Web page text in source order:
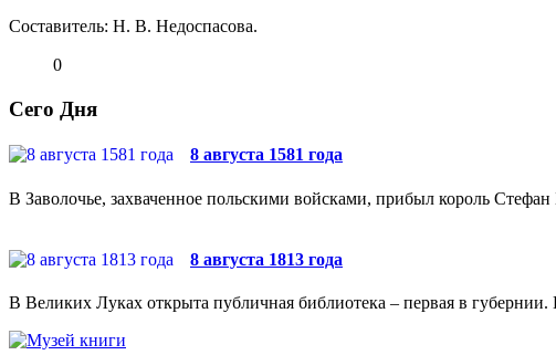
Составитель: Н. В. Недоспасова.
0
Сего Дня
8 августа 1581 года
В Заволочье, захваченное польскими войсками, прибыл король
8 августа 1813 года
В Великих Луках открыта публичная библиотека – первая в